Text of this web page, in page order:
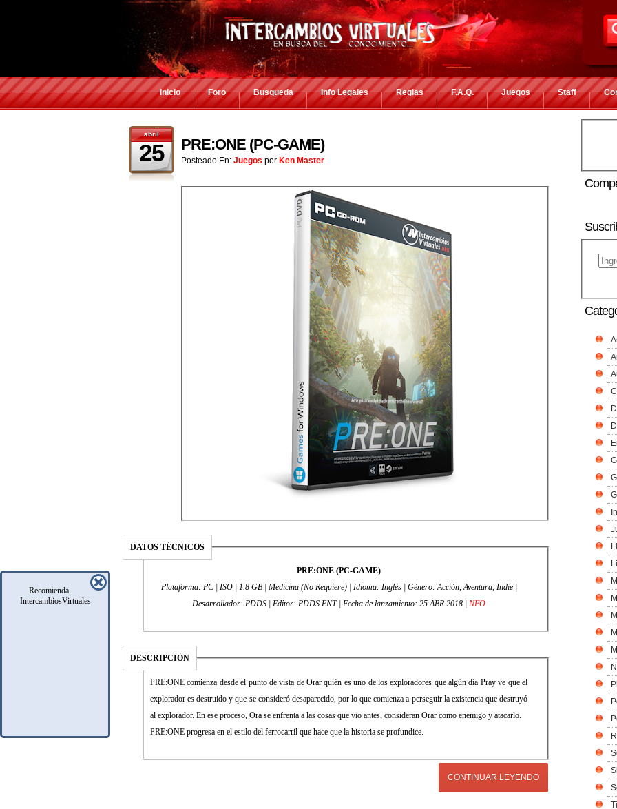
Recomienda
IntercambiosVirtuales
Inicio Foro Busqueda Info Legales Reglas F.A.Q. Juegos Staff
abril
25 PRE:ONE (PC-GAME)
Posteado En: Juegos por Ken Master
DATOS TÉCNICOS
PRE:ONE (PC-GAME)
Plataforma: PC | ISO | 1.8 GB | Medicina (No Requiere) | Idioma: Inglés | Género: Acción, Aventura, Indie |
Desarrollador: PDDS | Editor: PDDS ENT | Fecha de lanzamiento: 25 ABR 2018 | NFO
DESCRIPCIÓN
PRE:ONE comienza desde el punto de vista de Orar quién es uno de los exploradores que algún día Pray ve que el
explorador es destruido y que se consideró desaparecido, por lo que comienza a perseguir la existencia que destruyó
al explorador. En ese proceso, Ora se enfrenta a las cosas que vio antes, consideran Orar como enemigo y atacarlo.
PRE:ONE progresa en el estilo del ferrocarril que hace que la historia se profundice.
CONTINUAR LEYENDO